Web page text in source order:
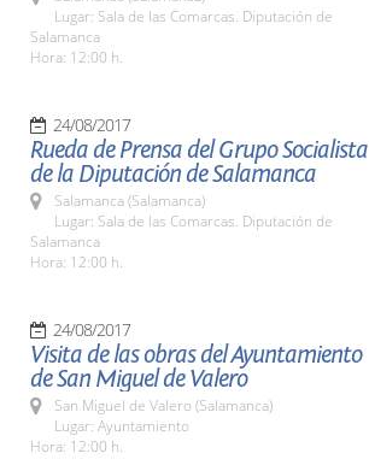
Lugar: Sala de las Comarcas. Diputación de
Salamanca
Hora: 12:00 h.
24/08/2017
Rueda de Prensa del Grupo Socialista
de la Diputación de Salamanca
Salamanca (Salamanca)
Lugar: Sala de las Comarcas. Diputación de
Salamanca
Hora: 12:00 h.
24/08/2017
Visita de las obras del Ayuntamiento
de San Miguel de Valero
San Miguel de Valero (Salamanca)
Lugar: Ayuntamiento
Hora: 12:00 h.